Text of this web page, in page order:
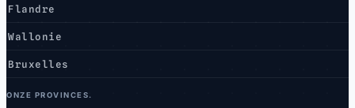
Flandre
Wallonie
Bruxelles
ONZE PROVINCES.